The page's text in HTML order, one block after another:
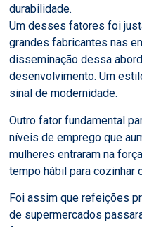
durabilidade.
Um desses fatores foi
grandes fabricantes nas
disseminação dessa
desenvolvimento. Um
sinal de modernidade.
Outro fator fundamental
níveis de emprego que
mulheres entraram na
tempo hábil para
Foi assim que refeições
de supermercados